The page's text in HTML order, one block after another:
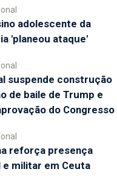
adolescente da
'planeou ataque'
suspende construção
de baile de Trump e
do Congresso
reforça presença
e militar em Ceuta